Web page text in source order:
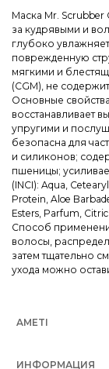
Маска Mr. Scrubber
за кудрявыми и
глубоко
поврежденную
мягкими и
(CGM), не
Основные
восстанавливает
упругими и
безопасна для
и силиконов;
пшеницы;
(INCI): Aqua,
Protein, Aloe
Esters, Parfum,
Способ
волосы,
затем тщательно
ухода можно
AMETI
ИНФОРМАЦИЯ